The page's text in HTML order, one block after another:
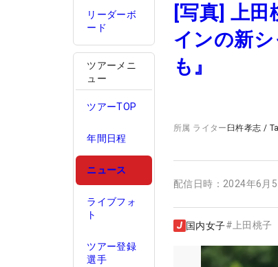
リーダーボ
ード
ツアーメニ
ュー
ツアーTOP
年間日程
ニュース
ライブフォ
ト
ツアー登録
選手
[写真] 上
インの新
も』
所属 ライター 臼杵孝志 /
配信日時： 2024年6月
国内女子# 上田桃子